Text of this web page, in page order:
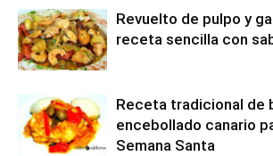
Revuelto de pulpo y
receta sencilla con
Receta tradicional de
encebollado canario
Semana Santa